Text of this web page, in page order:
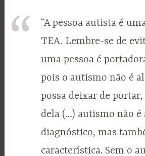
“A pessoa autista é
TEA. Lembre-se de
uma pessoa é
pois o autismo não é
possa deixar de
dela (…) autismo não é
diagnóstico, mas
característica. Sem o